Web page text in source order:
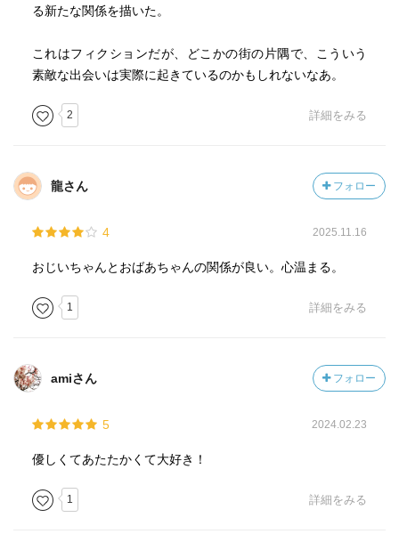
る新たな関係を描いた。
これはフィクションだが、どこかの街の片隅で、こういう
素敵な出会いは実際に起きているのかもしれないなあ。
2 詳細をみる
龍さん フォロー
4 2025.11.16
おじいちゃんとおばあちゃんの関係が良い。心温まる。
1 詳細をみる
amiさん フォロー
5 2024.02.23
優しくてあたたかくて大好き！
1 詳細をみる